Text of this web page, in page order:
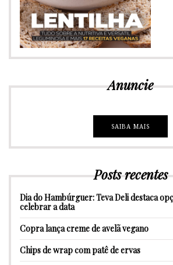
Anuncie
SAIBA MAIS
Posts recentes
Dia do Hambúrguer: Teva Deli destaca
celebrar a data
Copra lança creme de avelã vegano
Chips de wrap com patê de ervas